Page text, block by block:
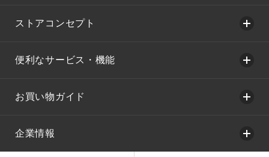
ストアコンセプト
便利なサービス・機能
お買い物ガイド
企業情報